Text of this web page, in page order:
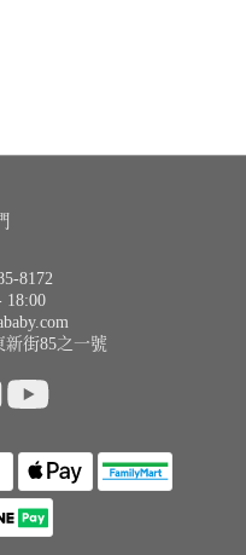
8172
18:00
街85之一號